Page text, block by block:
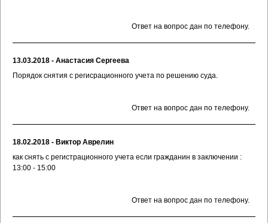
Ответ на вопрос дан по телефону.
13.03.2018 - Анастасия Сергеева
Порядок снятия с регисрационного учета по решению суда.
Ответ на вопрос дан по телефону.
18.02.2018 - Виктор Аврелин
как снять с регистрационного учета если гражданин в заключении :
13:00 - 15:00
Ответ на вопрос дан по телефону.